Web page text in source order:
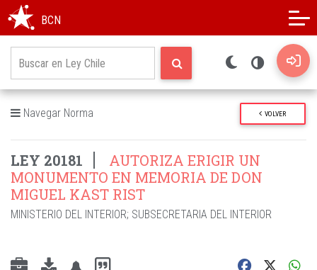
BCN
Navegar Norma VOLVER
LEY 20181
AUTORIZA ERIGIR UN
MONUMENTO EN MEMORIA DE DON
MIGUEL KAST RIST
MINISTERIO DEL INTERIOR; SUBSECRETARIA DEL INTERIOR